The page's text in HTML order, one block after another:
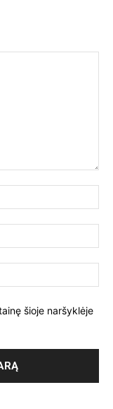
šioje naršyklėje